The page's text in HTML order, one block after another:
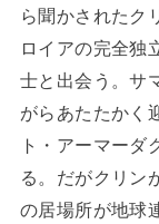
ら聞かされたク
ロイアの完全独
士と出会う。サ
がらあたたかく
ト・アーマー
る。だがクリン
の居場所が地球